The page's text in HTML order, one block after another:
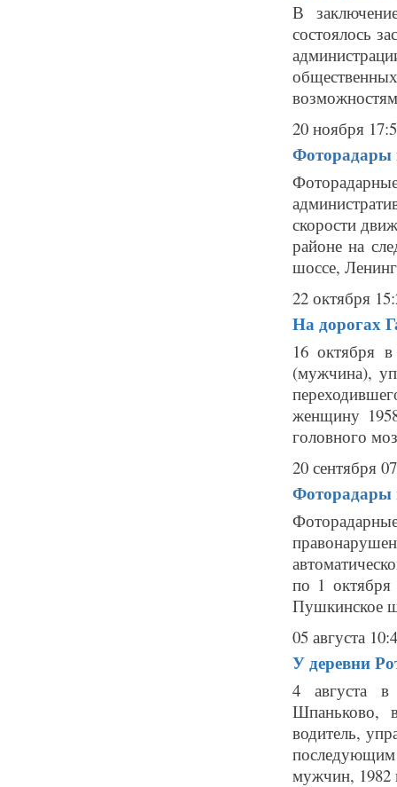
В
состоялось
20 ноября
Фоторадары
скорости
районе на
шоссе,
22 октября
На дорогах
16 октября
(мужчина),
женщину
головного
20 сентября
Фоторадары
по 1
Пушкинское
05 августа
У деревни
4 августа в
Шпаньково,
водитель,
мужчин, 1982